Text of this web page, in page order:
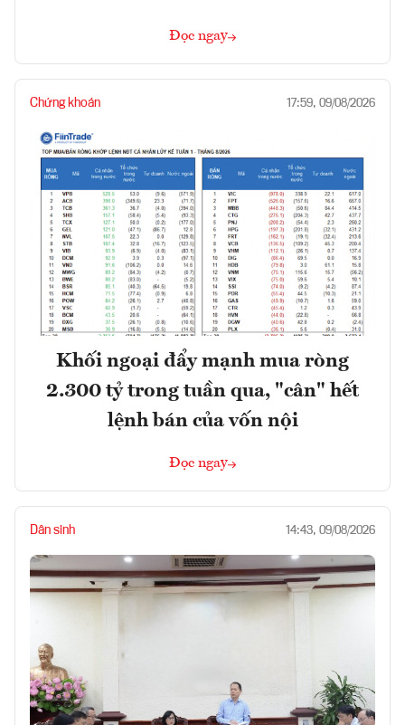
Đọc ngay
Chứng khoán 17:59, 09/08/2026
Khối ngoại đẩy mạnh mua ròng
2.300 tỷ trong tuần qua, "cân" hết
lệnh bán của vốn nội
Đọc ngay
Dân sinh 14:43, 09/08/2026